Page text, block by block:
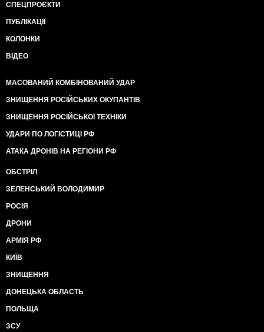
СПЕЦПРОЄКТИ
ПУБЛІКАЦІЇ
КОЛОНКИ
ВІДЕО
МАСОВАНИЙ КОМБІНОВАНИЙ УДАР
ЗНИЩЕННЯ РОСІЙСЬКИХ ОКУПАНТІВ
ЗНИЩЕННЯ РОСІЙСЬКОЇ ТЕХНІКИ
УДАРИ ПО ЛОГІСТИЦІ РФ
АТАКА ДРОНІВ НА РЕГІОНИ РФ
ОБСТРІЛ
ЗЕЛЕНСЬКИЙ ВОЛОДИМИР
РОСІЯ
ДРОНИ
АРМІЯ РФ
КИЇВ
ЗНИЩЕННЯ
ДОНЕЦЬКА ОБЛАСТЬ
ПОЛЬЩА
ЗСУ